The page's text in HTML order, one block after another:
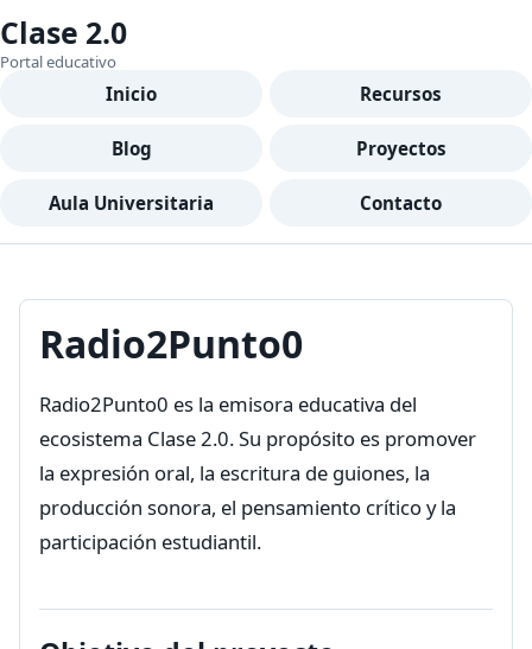
Clase 2.0
Portal educativo
Inicio Recursos
Blog Proyectos
Aula Universitaria Contacto
Radio2Punto0
Radio2Punto0 es la emisora educativa del
ecosistema Clase 2.0. Su propósito es promover
la expresión oral, la escritura de guiones, la
producción sonora, el pensamiento crítico y la
participación estudiantil.